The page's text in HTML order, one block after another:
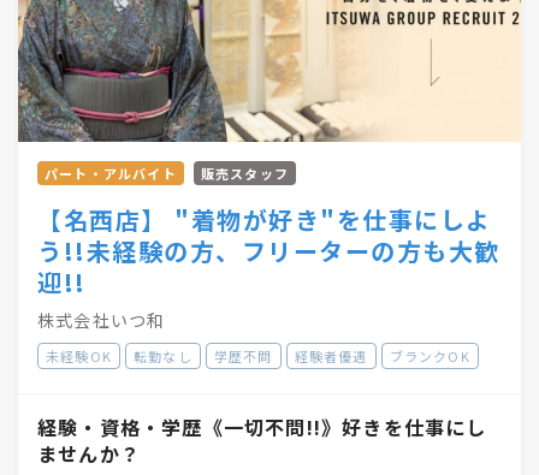
パート・アルバイト 販売スタッフ
【名西店】 "着物が好き"を仕事にしよ
う!!未経験の方、フリーターの方も大歓
迎!!
株式会社いつ和
未経験OK 転勤なし 学歴不問 経験者優遇 ブランクOK
経験・資格・学歴《一切不問!!》好きを仕事にし
ませんか？